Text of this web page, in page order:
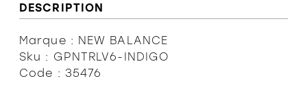
DESCRIPTION
Marque : NEW BALANCE
Sku : GPNTRLV6-INDIGO
Code : 35476